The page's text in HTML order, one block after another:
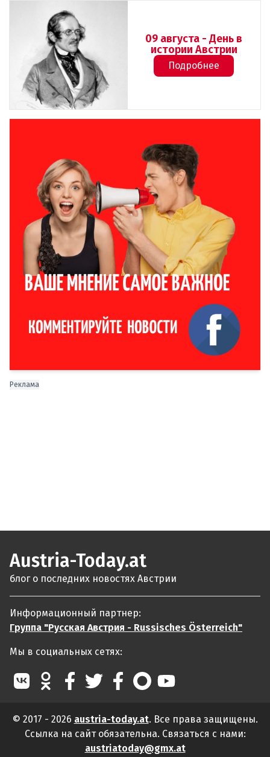
09 августа - День в
истории Австрии
Подробнее
Реклама
Austria-Today.at
блог о последних новостях Австрии
Информационный партнер:
Группа "Русская Австрия - Russisches Österreich"
Мы в социальных сетях:
© 2017 - 2026 austria-today.at. Все права защищены.
Ссылка на сайт обязательна. Связаться с нами:
austriatoday@gmx.at